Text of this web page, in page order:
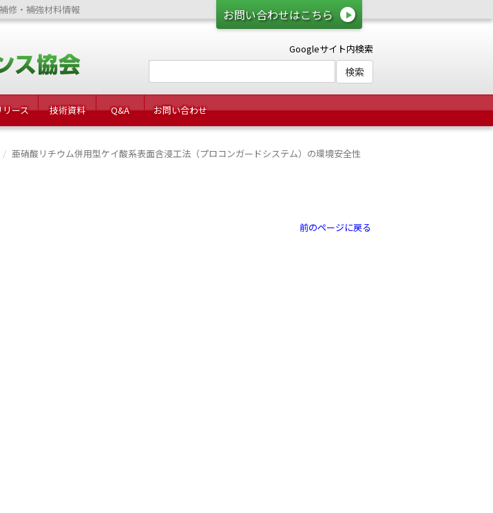
お問い合わせはこちら
修・補強材料情報
Googleサイト内検索
ース 技術資料 Q&A お問い合わせ
亜硝酸リチウム併用型ケイ酸系表面含浸工法（プロコンガードシステム）の環境安全性
前のページに戻る